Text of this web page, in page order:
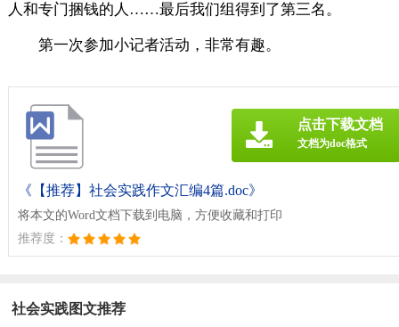
人和专门捆钱的人……最后我们组得到了第三名。
第一次参加小记者活动，非常有趣。
《【推荐】社会实践作文汇编4篇.doc》
将本文的Word文档下载到电脑，方便收藏和打印
推荐度：
点击下载文档
文档为doc格式
社会实践图文推荐